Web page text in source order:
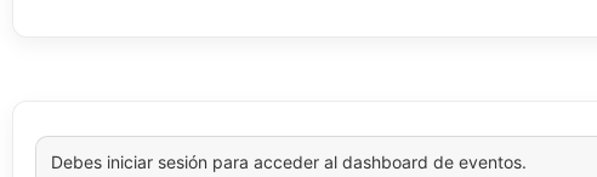
Debes iniciar sesión para acceder al dashboard de eventos.